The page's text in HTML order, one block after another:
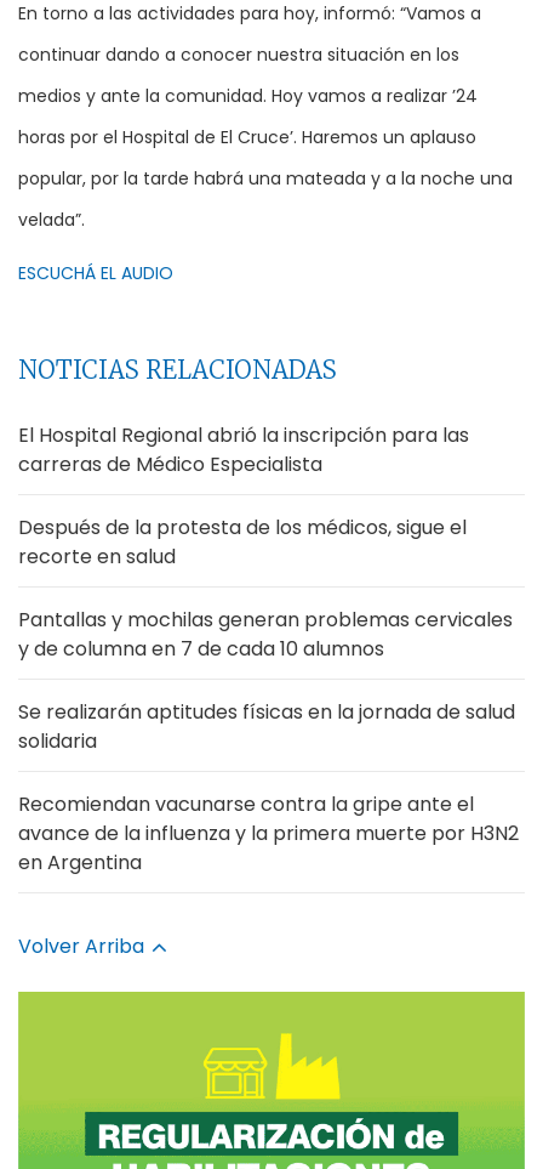
En torno a las actividades para hoy, informó: “Vamos a
continuar dando a conocer nuestra situación en los
medios y ante la comunidad. Hoy vamos a realizar ’24
horas por el Hospital de El Cruce’. Haremos un aplauso
popular, por la tarde habrá una mateada y a la noche una
velada”.
ESCUCHÁ EL AUDIO
NOTICIAS RELACIONADAS
El Hospital Regional abrió la inscripción para las
carreras de Médico Especialista
Después de la protesta de los médicos, sigue el
recorte en salud
Pantallas y mochilas generan problemas cervicales
y de columna en 7 de cada 10 alumnos
Se realizarán aptitudes físicas en la jornada de salud
solidaria
Recomiendan vacunarse contra la gripe ante el
avance de la influenza y la primera muerte por H3N2
en Argentina
Volver Arriba